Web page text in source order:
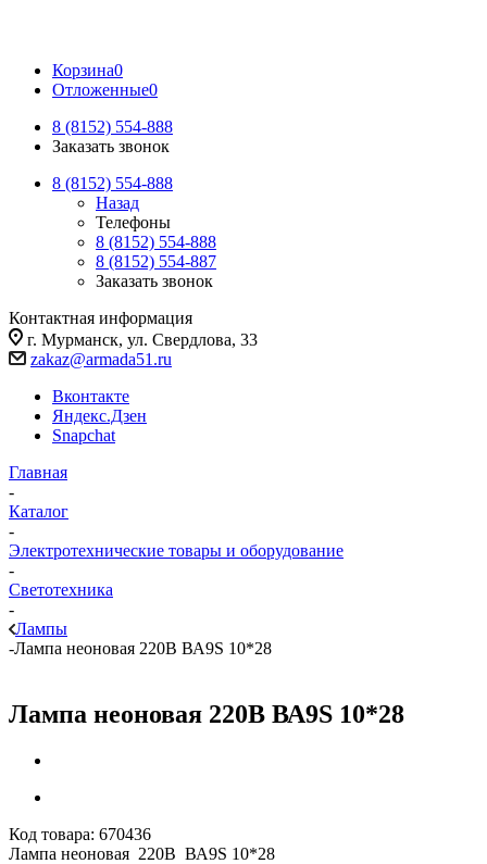
Корзина0
Отложенные0
8 (8152) 554-888
Заказать звонок
8 (8152) 554-888
Назад
Телефоны
8 (8152) 554-888
8 (8152) 554-887
Заказать звонок
Контактная информация
г. Мурманск, ул. Свердлова, 33
zakaz@armada51.ru
Вконтакте
Яндекс.Дзен
Snapchat
Главная
-
Каталог
-
Электротехнические товары и оборудование
-
Светотехника
-
Лампы
-Лампа неоновая 220В ВА9S 10*28
Лампа неоновая 220В ВА9S 10*28
Код товара: 670436
Лампа неоновая 220В ВА9S 10*28